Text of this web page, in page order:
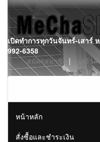
Skip
to
content
เปิดทำการทุกวันจันทร์-เสาร์
992-6358
สมัครสมาชิก | ตะกร้า
หน้าหลัก
สั่งซื้อและชำระเงิน